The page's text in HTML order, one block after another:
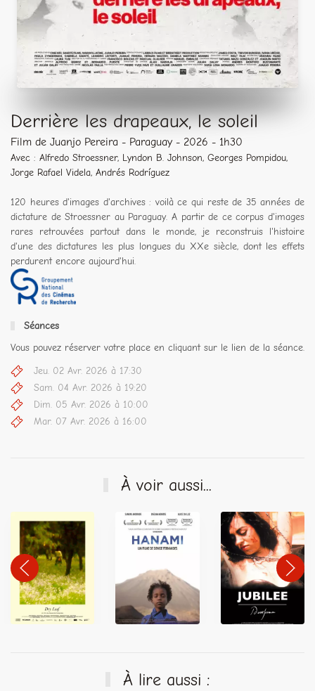
Derrière les drapeaux, le soleil
Film de Juanjo Pereira - Paraguay - 2026 - 1h30
Avec : Alfredo Stroessner, Lyndon B. Johnson, Georges Pompidou,
Jorge Rafael Videla, Andrés Rodríguez
120 heures d'images d'archives : voilà ce qui reste de 35 années de
dictature de Stroessner au Paraguay. A partir de ce corpus d'images
rares retrouvées partout dans le monde, je reconstruis l'histoire
d'une des dictatures les plus longues du XXe siècle, dont les effets
perdurent encore aujourd'hui.
Séances
Vous pouvez réserver votre place en cliquant sur le lien de la séance.
Jeu. 02 Avr. 2026 à 17:30
Sam. 04 Avr. 2026 à 19:20
Dim. 05 Avr. 2026 à 10:00
Mar. 07 Avr. 2026 à 16:00
À voir aussi...
À lire aussi :